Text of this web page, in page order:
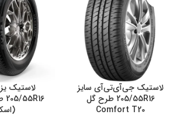
لاستیک جی‌آی‌تی‌آی سایز
205/55R16 طرح گل
Comfort T20
لاستیک